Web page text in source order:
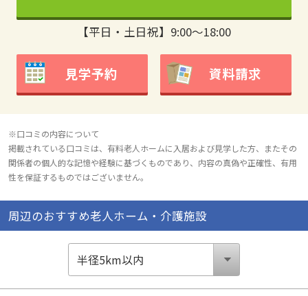
【平日・土日祝】9:00～18:00
見学予約 資料請求
※口コミの内容について
掲載されている口コミは、有料老人ホームに入居および見学した方、またその
関係者の個人的な記憶や経験に基づくものであり、内容の真偽や正確性、有用
性を保証するものではございません。
周辺のおすすめ老人ホーム・介護施設